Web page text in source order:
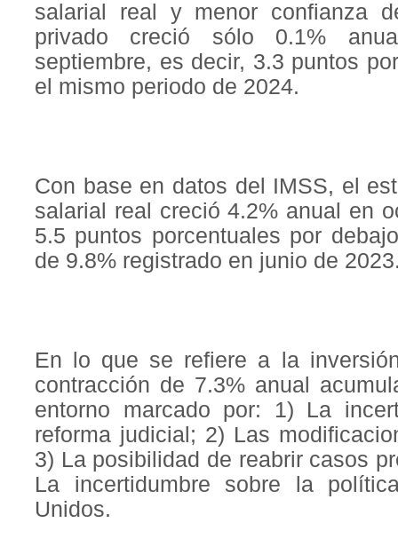
salarial real y menor confianza
privado creció sólo 0.1%
septiembre, es decir, 3.3 puntos
el mismo periodo de 2024.
Con base en datos del IMSS, el
salarial real creció 4.2% anual en
5.5 puntos porcentuales por
de 9.8% registrado en junio de
En lo que se refiere a la
contracción de 7.3% anual
entorno marcado por: 1) La
reforma judicial; 2) Las
3) La posibilidad de reabrir casos
La incertidumbre sobre la
Unidos.